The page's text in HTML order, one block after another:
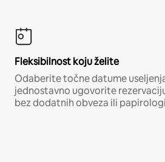
Fleksibilnost koju želite
Odaberite točne datume
jednostavno ugovorite
bez dodatnih obveza ili